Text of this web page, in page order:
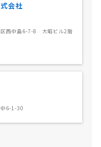
会社
区西中島6-7-8 大昭ビル2階
6-1-30